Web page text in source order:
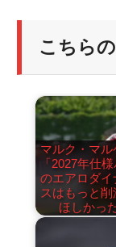
こちら
マルク・マ
「2027年仕
のエアロダイ
スはもっと削
ほしかった